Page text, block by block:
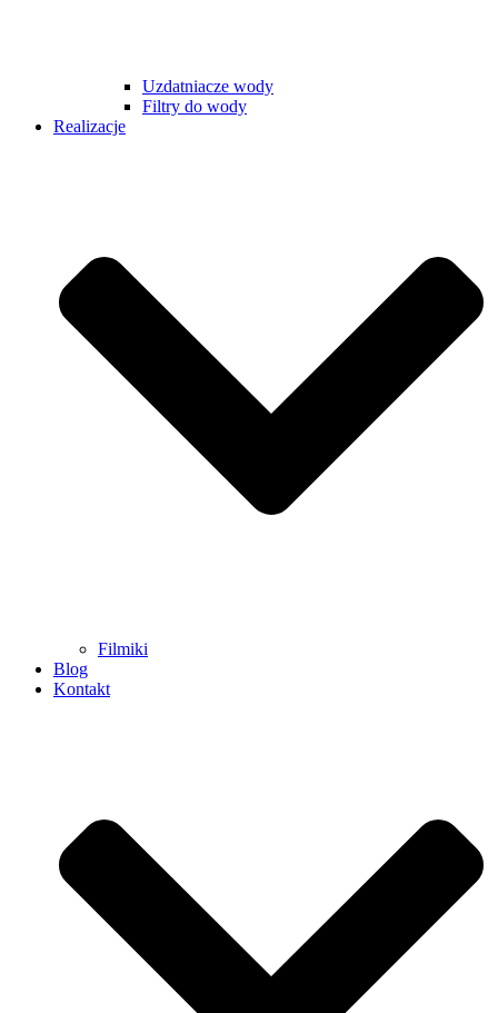
Uzdatniacze wody
Filtry do wody
Realizacje
Filmiki
Blog
Kontakt